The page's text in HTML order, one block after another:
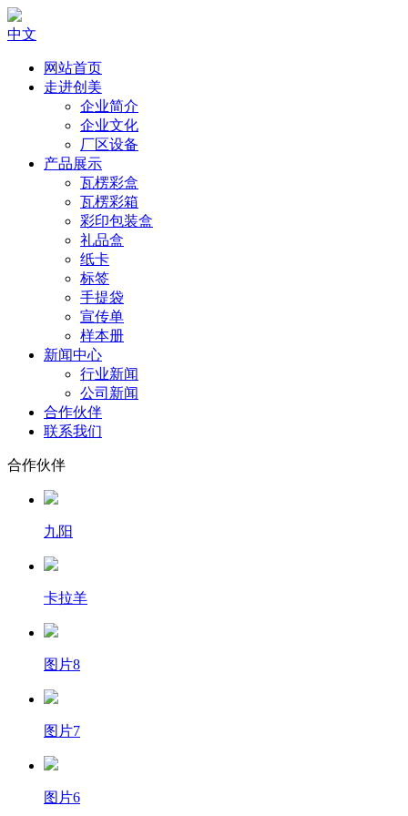
中文
网站首页
走进创美
企业简介
企业文化
厂区设备
产品展示
瓦楞彩盒
瓦楞彩箱
彩印包装盒
礼品盒
纸卡
标签
手提袋
宣传单
样本册
新闻中心
行业新闻
公司新闻
合作伙伴
联系我们
合作伙伴
九阳
卡拉羊
图片8
图片7
图片6